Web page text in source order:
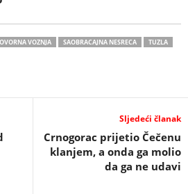
VOZNJA SAOBRACAJNA NESRECA TUZLA
Sljedeći članak
Crnogorac prijetio Čečenu
klanjem, a onda ga molio
da ga ne udavi